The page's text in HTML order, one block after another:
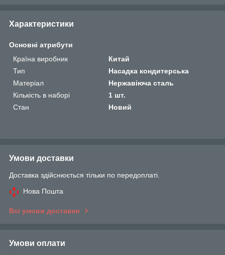
Характеристики
Основні атрибути
Країна виробник
Китай
Тип
Насадка кондитерська
Матеріал
Нержавіюча сталь
Кількість в наборі
1 шт.
Стан
Новий
Умови доставки
Доставка здійснюється тільки по передоплаті.
Нова Пошта
Всі умови доставки
Умови оплати